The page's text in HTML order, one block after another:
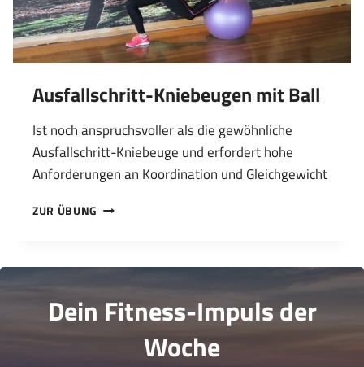
Ausfallschritt-Kniebeugen mit Ball
Ist noch anspruchsvoller als die gewöhnliche
Ausfallschritt-Kniebeuge und erfordert hohe
Anforderungen an Koordination und Gleichgewicht
ZUR ÜBUNG AUSFALLSCHRITT-
Dein Fitness-Impuls der
Woche